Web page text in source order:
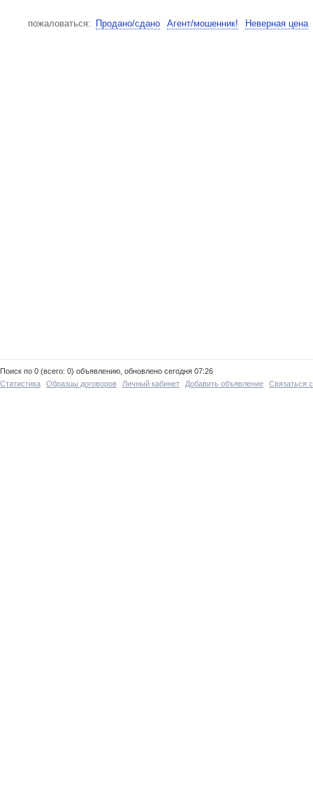
пожаловаться: Продано/сдано Агент/мошенник! Неверная цена
Поиск по 0 (всего: 0) объявлению, обновлено сегодня 07:26
Статистика
Образцы договоров Личный кабинет Добавить объявление Связаться